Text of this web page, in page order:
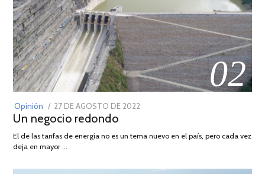
02
Opinión
POSTED
ON
27 DE AGOSTO DE 2022
DE
Un negocio redondo
El de las tarifas de energía no es un tema nuevo en el país, pero cada vez
deja en mayor …